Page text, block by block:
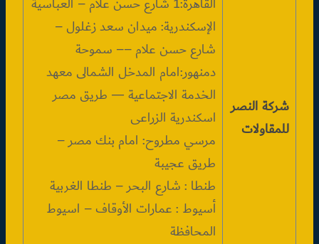
شركة النصر
للمقاولات
الإسكندرية: ميدان سعد زغلول –
شارع حسن علام –– سموحة
دمنهور:امام المدخل الشمالى معهد
الخدمة الاجتماعية — طريق مصر
اسكندرية الزراعى
مرسي مطروح: امام بنك مصر –
طريق عجيبة
طنطا : شارع البحر – طنطا الغربية
أسيوط : عمارات الأوقاف – اسيوط
المحافظة